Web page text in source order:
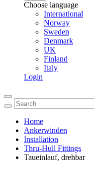
Choose language
International
Norway
Sweden
Denmark
UK
Finland
Italy
Login
Home
Ankerwinden
Installation
Thru-Hull Fittings
Taueinlauf, drehbar